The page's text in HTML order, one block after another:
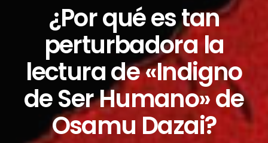
¿Por qué es tan
perturbadora la
lectura de «Indigno
de Ser Humano» de
Osamu Dazai?